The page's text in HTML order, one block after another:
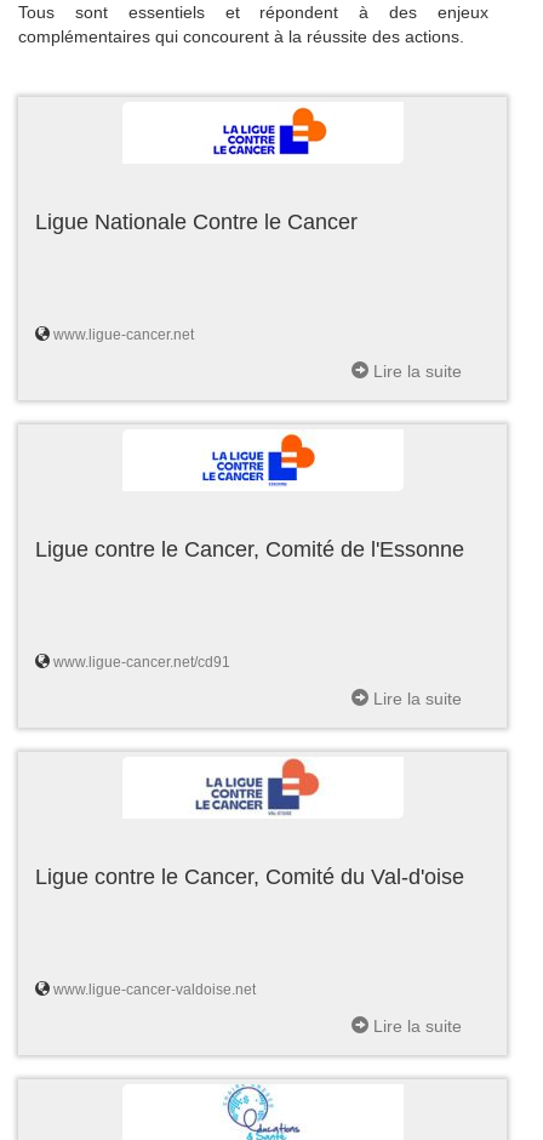
Tous sont essentiels et répondent à des enjeux
complémentaires qui concourent à la réussite des actions.
Ligue Nationale Contre le Cancer
www.ligue-cancer.net
Lire la suite
Ligue contre le Cancer, Comité de l'Essonne
www.ligue-cancer.net/cd91
Lire la suite
Ligue contre le Cancer, Comité du Val-d'oise
www.ligue-cancer-valdoise.net
Lire la suite